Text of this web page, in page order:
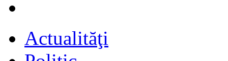
Actualităţi